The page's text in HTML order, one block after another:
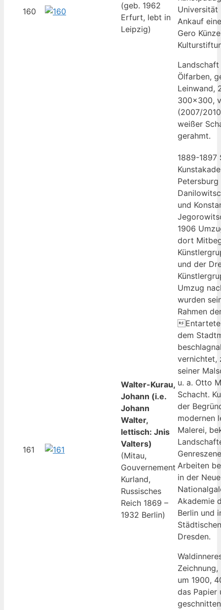
160
(geb. 1962
Erfurt, lebt in
Leipzig)
Universität
Ankauf
Gero
Landschaft
Ölfarben,
Leinwand,
300×300,
(2007/
weißer
gerahmt.
161
Walter-Kurau,
Johann (i.e.
Johann
Walter,
lettisch: Jnis
Valters)
(Mitau,
Gouvernement
Kurland,
Russisches
Reich 1869 –
1932 Berlin)
1889-1897
und
1906
dort
und der
Umzug
wurden
Rahmen
Entartete
dem
vernichtet,
seiner
u. a. Otto
Schacht.
der
modernen
Malerei,
Arbeiten
in der
Akademie
Berlin und
Dresden.
Zeichnung,
um 1900,
das Papier